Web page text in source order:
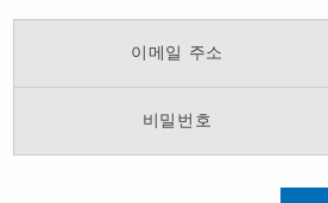
이메일 주소
비밀번호